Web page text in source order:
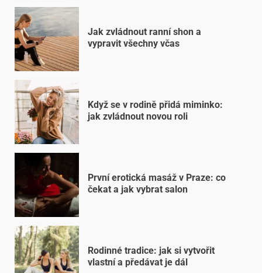
Jak zvládnout ranní shon a
vypravit všechny včas
Když se v rodině přidá miminko:
jak zvládnout novou roli
První erotická masáž v Praze: co
čekat a jak vybrat salon
Rodinné tradice: jak si vytvořit
vlastní a předávat je dál